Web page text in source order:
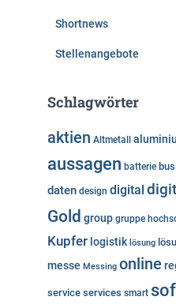
Shortnews
Stellenangebote
Schlagwörter
aktien Altmetall
aussagen batterie
daten design digital
Gold group gruppe
Kupfer logistik lösung
messe Messing online
service services smart